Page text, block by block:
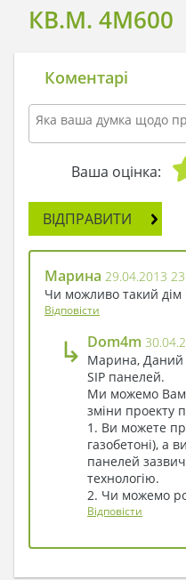
КВ.М. 4M600
Коментарі
Ваша оцінка:
ВІДПРАВИТИ
Марина 29.04.2013
Чи можливо такий дім
Відповісти
↳ Dom4m
Марина, Даний
SIP панелей.
Ми можемо Вам
зміни проекту
1. Ви можете
газобетоні), а
панелей
технологію.
2. Чи можемо
Відповісти